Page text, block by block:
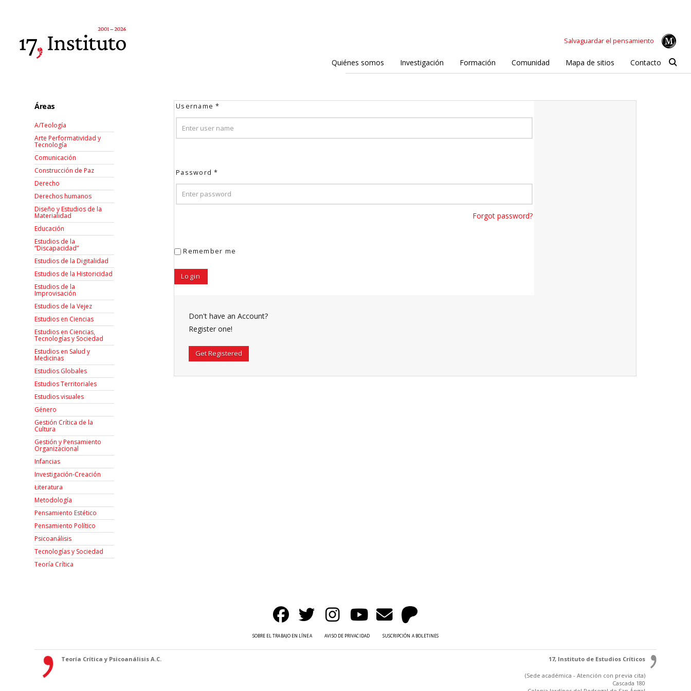
Salvaguardar el pensamiento
Quiénes somos Investigación Formación Comunidad Mapa de sitios Contacto
Username*
Password*
Forgot password?
Remember me
Don't have an Account?
Register one!
Get Registered
Áreas
A/Teología
Arte Performatividad y
Tecnología
Comunicación
Construcción de Paz
Derecho
Derechos humanos
Diseño y Estudios de la
Materialidad
Educación
Estudios de la
“Discapacidad”
Estudios de la Digitalidad
Estudios de la Historicidad
Estudios de la
Improvisación
Estudios de la Vejez
Estudios en Ciencias
Estudios en Ciencias,
Tecnologías y Sociedad
Estudios en Salud y
Medicinas
Estudios Globales
Estudios Territoriales
Estudios visuales
Género
Gestión Crítica de la
Cultura
Gestión y Pensamiento
Organizacional
Infancias
Investigación-Creación
Łiteratura
Metodología
Pensamiento Estético
Pensamiento Político
Psicoanálisis
Tecnologías y Sociedad
Teoría Crítica
SOBRE EL TRABAJO EN LÍNEA AVISO DE PRIVACIDAD SUSCRIPCIÓN A BOLETINES
Teoría Crítica y Psicoanálisis A.C. 17, Instituto de Estudios Críticos
(Sede académica - Atención con previa cita)
Cascada 180